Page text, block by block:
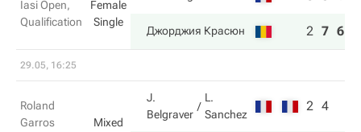
Iasi Open,
Qualification
Female
Single
Джорджия Красюн 2 7 6
29.05, 16:25
Roland
Garros
Mixed
J.
Belgraver
L.
Sanchez
2 4